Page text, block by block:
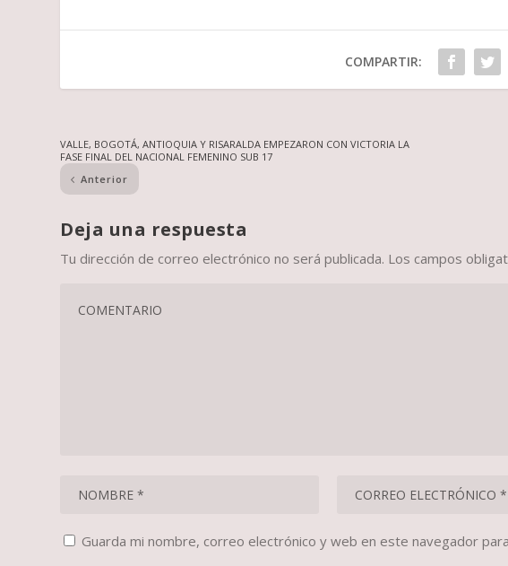
COMPARTIR:
VALLE, BOGOTÁ, ANTIOQUIA Y RISARALDA EMPEZARON CON VICTORIA LA
FASE FINAL DEL NACIONAL FEMENINO SUB 17
Anterior
Deja una respuesta
Tu dirección de correo electrónico no será publicada. Los campos
Guarda mi nombre, correo electrónico y web en este navegador